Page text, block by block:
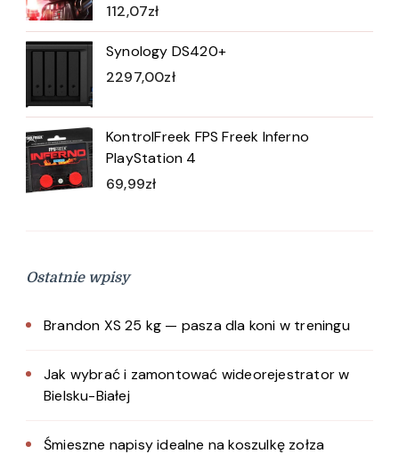
112,07zł
Synology DS420+
2297,00zł
KontrolFreek FPS Freek Inferno
PlayStation 4
69,99zł
Ostatnie wpisy
Brandon XS 25 kg — pasza dla koni w treningu
Jak wybrać i zamontować wideorejestrator w
Bielsku-Białej
Śmieszne napisy idealne na koszulkę zołza